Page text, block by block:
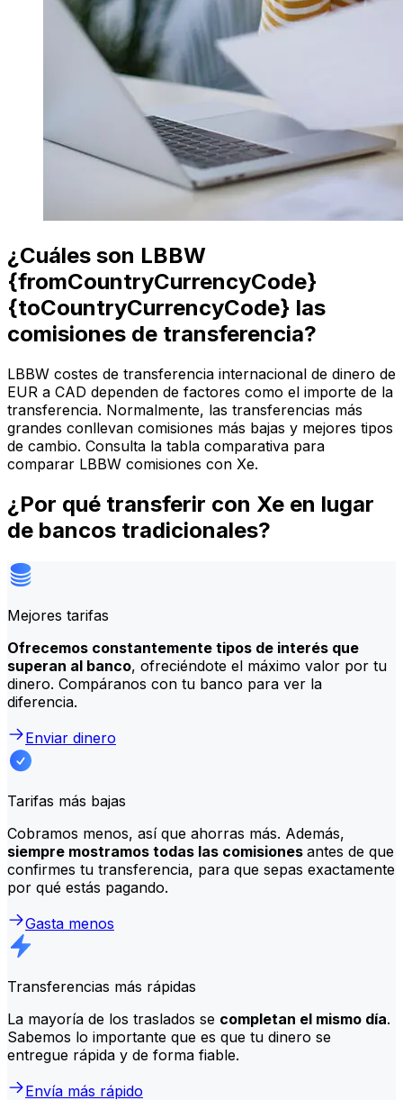
¿Cuáles son LBBW
{fromCountryCurrencyCode}
{toCountryCurrencyCode} las
comisiones de transferencia?
LBBW costes de transferencia internacional de dinero de
EUR a CAD dependen de factores como el importe de la
transferencia. Normalmente, las transferencias más
grandes conllevan comisiones más bajas y mejores tipos
de cambio. Consulta la tabla comparativa para
comparar LBBW comisiones con Xe.
¿Por qué transferir con Xe en lugar
de bancos tradicionales?
Mejores tarifas
Ofrecemos constantemente tipos de interés que
superan al banco, ofreciéndote el máximo valor por tu
dinero. Compáranos con tu banco para ver la
diferencia.
Enviar dinero
Tarifas más bajas
Cobramos menos, así que ahorras más. Además,
siempre mostramos todas las comisiones antes de que
confirmes tu transferencia, para que sepas exactamente
por qué estás pagando.
Gasta menos
Transferencias más rápidas
La mayoría de los traslados se completan el mismo día.
Sabemos lo importante que es que tu dinero se
entregue rápida y de forma fiable.
Envía más rápido